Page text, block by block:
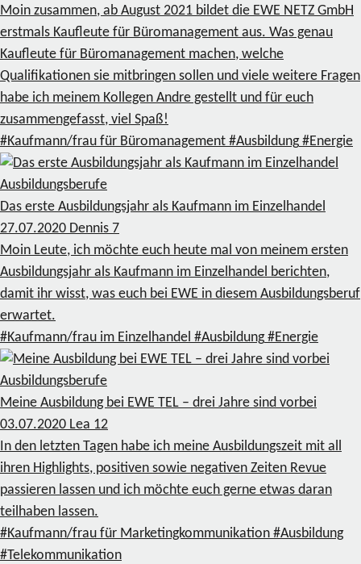
Moin zusammen, ab August 2021 bildet die EWE NETZ GmbH
erstmals Kaufleute für Büromanagement aus. Was genau
Kaufleute für Büromanagement machen, welche
Qualifikationen sie mitbringen sollen und viele weitere Fragen
habe ich meinem Kollegen Andre gestellt und für euch
zusammengefasst, viel Spaß!
#Kaufmann/frau für Büromanagement #Ausbildung #Energie
Ausbildungsberufe
Das erste Ausbildungsjahr als Kaufmann im Einzelhandel
27.07.2020 Dennis 7
Moin Leute, ich möchte euch heute mal von meinem ersten
Ausbildungsjahr als Kaufmann im Einzelhandel berichten,
damit ihr wisst, was euch bei EWE in diesem Ausbildungsberuf
erwartet.
#Kaufmann/frau im Einzelhandel #Ausbildung #Energie
Ausbildungsberufe
Meine Ausbildung bei EWE TEL – drei Jahre sind vorbei
03.07.2020 Lea 12
In den letzten Tagen habe ich meine Ausbildungszeit mit all
ihren Highlights, positiven sowie negativen Zeiten Revue
passieren lassen und ich möchte euch gerne etwas daran
teilhaben lassen.
#Kaufmann/frau für Marketingkommunikation #Ausbildung
#Telekommunikation